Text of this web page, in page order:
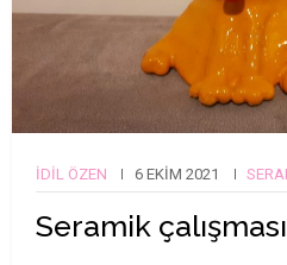
İDIL ÖZEN 6 EKIM 2021
Seramik